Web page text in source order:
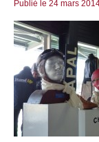
Publié le 24 mars